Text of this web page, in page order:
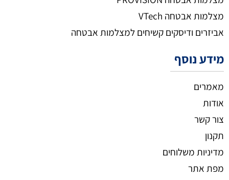
מצלמות אבטחה VTech
אביזרים ודיסקים קשיחים למצלמות אבטחה
מידע נוסף
מאמרים
אודות
צור קשר
תקנון
מדיניות משלוחים
מפת אתר